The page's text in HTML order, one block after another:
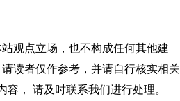
观点立场，也不构成任何其他建
读者仅作参考，并请自行核实相关
， 请及时联系我们进行处理。